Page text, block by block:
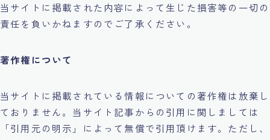
当サイトに掲載された内容によって生じた損害等の一切の
責任を負いかねますのでご了承ください。
著作権について
当サイトに掲載されている情報についての著作権は放棄し
ておりません。当サイト記事からの引用に関しましては
「引用元の明示」によって無償で引用頂けます。ただし、